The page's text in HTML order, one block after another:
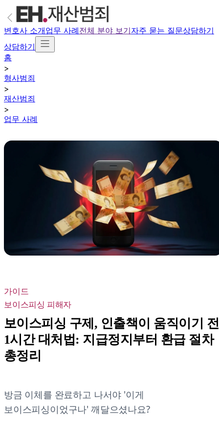
변호사 소개업무 사례전체 분야 보기자주 묻는 질문상담하기
상담하기
홈
>
형사범죄
>
재산범죄
>
업무 사례
가이드
보이스피싱 피해자
보이스피싱 구제, 인출책이 움직이기 전
1시간 대처법: 지급정지부터 환급 절차
총정리
방금 이체를 완료하고 나서야 '이게
보이스피싱이었구나' 깨달으셨나요?